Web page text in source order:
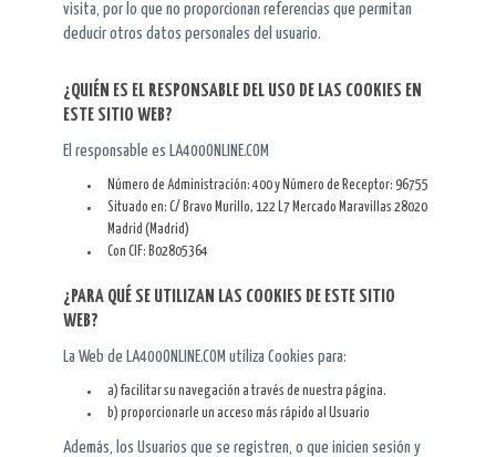
visita, por lo que no proporcionan referencias que permitan
deducir otros datos personales del usuario.
¿QUIÉN ES EL RESPONSABLE DEL USO DE LAS COOKIES EN
ESTE SITIO WEB?
El responsable es LA400ONLINE.COM
Número de Administración: 400 y Número de Receptor: 96755
Situado en: C/ Bravo Murillo, 122 L7 Mercado Maravillas 28020
Madrid (Madrid)
Con CIF: B02805364
¿PARA QUÉ SE UTILIZAN LAS COOKIES DE ESTE SITIO
WEB?
La Web de LA400ONLINE.COM utiliza Cookies para:
a) facilitar su navegación a través de nuestra página.
b) proporcionarle un acceso más rápido al Usuario
Además, los Usuarios que se registren, o que inicien sesión y